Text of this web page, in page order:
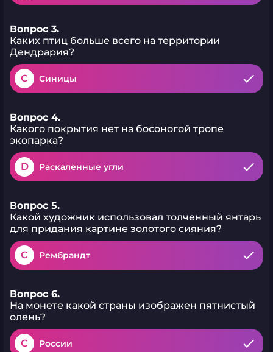
Вопрос 3.
Каких птиц больше всего на территории
Дендрария?
C Синицы
Вопрос 4.
Какого покрытия нет на босоногой тропе
экопарка?
D Раскалённые угли
Вопрос 5.
Какой художник использовал толченный янтарь
для придания картине золотого сияния?
C Рембрандт
Вопрос 6.
На монете какой страны изображен пятнистый
олень?
C России